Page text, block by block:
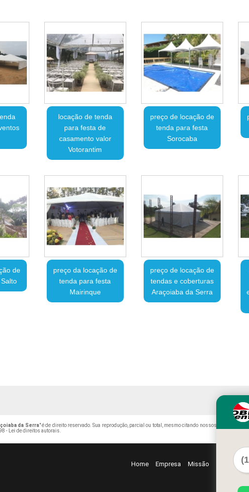
locação de tenda
para festa de
casamento valor
Votorantim
preço de locação de
tenda para festa
Sorocaba
de
preço da locação de
tenda para festa
Mairinque
preço de locação de
tendas e coberturas
Araçoiaba da Serra
da Serra" é de direito reservado. Sua reprodução, parcial ou total, mesmo citando nossos links, é
- Lei de direitos autorais.
Home Empresa Missão Serviços